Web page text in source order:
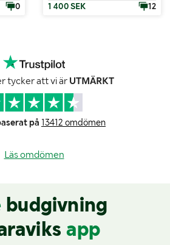
0
1 400 SEK
12
tycker att vi är UTMÄRKT
på 13412 omdömen
Läs omdömen
budgivning
app